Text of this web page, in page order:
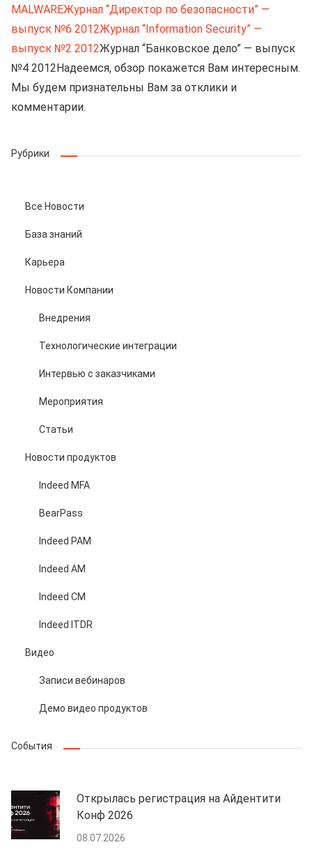
MALWAREЖурнал “Директор по безопасности” —
выпуск №6 2012Журнал “Information Security” —
выпуск №2 2012Журнал “Банковское дело” — выпуск
№4 2012Надеемся, обзор покажется Вам интересным.
Мы будем признательны Вам за отклики и
комментарии.
Рубрики
Все Новости
База знаний
Карьера
Новости Компании
Внедрения
Технологические интеграции
Интервью с заказчиками
Мероприятия
Статьи
Новости продуктов
Indeed MFA
BearPass
Indeed PAM
Indeed AM
Indeed CM
Indeed ITDR
Видео
Записи вебинаров
Демо видео продуктов
События
Открылась регистрация на Айдентити
Конф 2026
08.07.2026